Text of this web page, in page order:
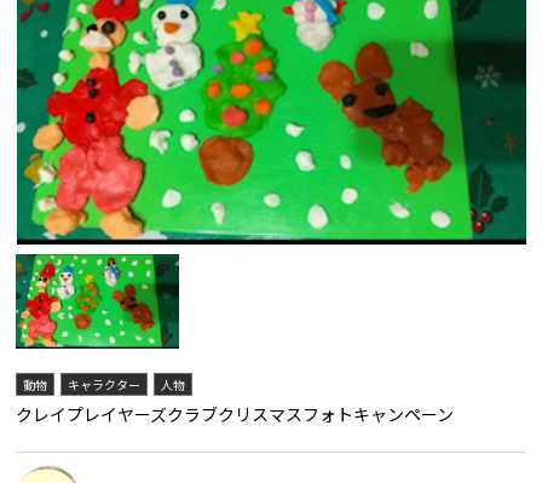
動物 キャラクター 人物
クレイプレイヤーズクラブクリスマスフォトキャンペーン